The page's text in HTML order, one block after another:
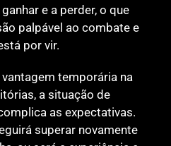
e a perder, o que
palpável ao combate e
por vir.
temporária na
a situação de
as expectativas.
superar novamente